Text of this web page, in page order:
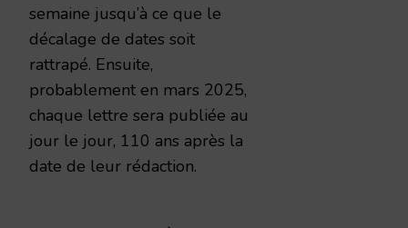
semaine jusqu’à ce que le
décalage de dates soit
rattrapé. Ensuite,
probablement en mars 2025,
chaque lettre sera publiée au
jour le jour, 110 ans après la
date de leur rédaction.